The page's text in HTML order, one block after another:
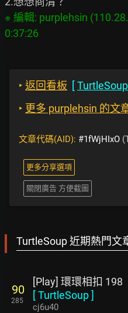
※ 編輯: purplehsin
‣ 返回看板 [TurtleSoup
‣ 更多 purplehsin 的文
文章代碼(AID): #1fWjHIxO
更多分享選項
關閉廣告 方便截圖
TurtleSoup 近期熱門文
90
285
[Play] 環環相扣 198
[TurtleSoup]
cj6u40